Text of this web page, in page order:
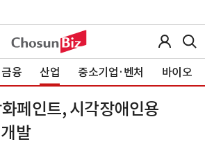
금융 산업 중소기업·벤처 바이오
페인트, 시각장애인용
발